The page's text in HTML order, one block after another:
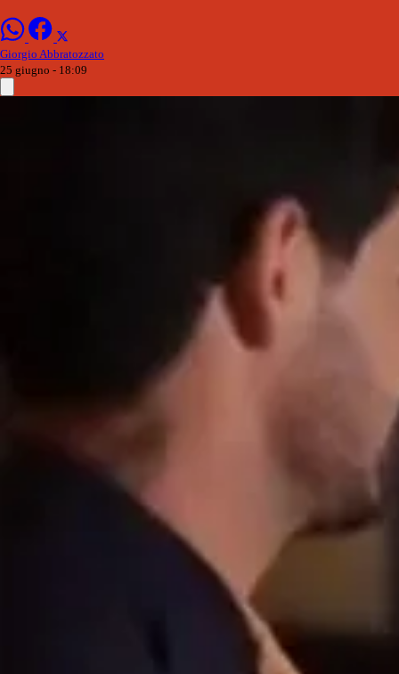
Giorgio Abbratozzato
25 giugno - 18:09